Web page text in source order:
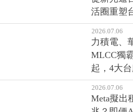
活圈重塑
2026.07.06
力積電、
MLCC獨
起，4大台
2026.07.06